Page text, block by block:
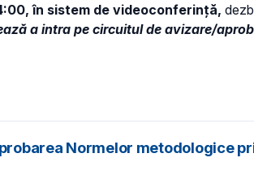
în sistem de videoconferință,
a intra pe circuitul de avizare/
Normelor metodologice